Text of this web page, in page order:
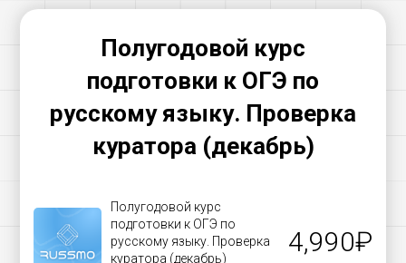
Полугодовой курс
подготовки к ОГЭ по
русскому языку. Проверка
куратора (декабрь)
Полугодовой курс
подготовки к ОГЭ по
русскому языку. Проверка
куратора (декабрь)
4,990₽